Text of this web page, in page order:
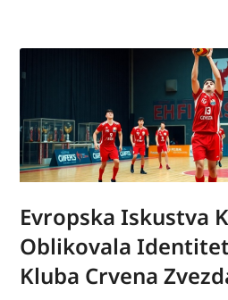
Evropska Iskustva
Oblikovala
Kluba Crvena